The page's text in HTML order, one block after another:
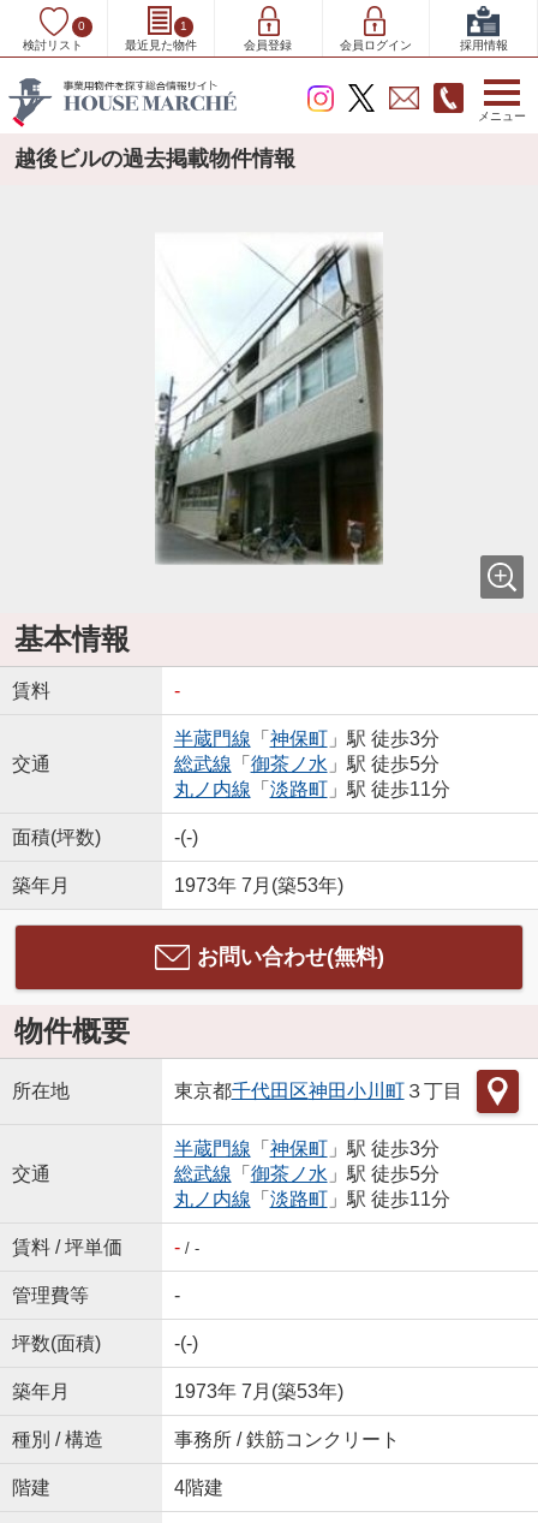
検討リスト
0
最近見た物件
1
会員登録
会員ログイン 採用情報
メニュー
越後ビルの過去掲載物件情報
基本情報
賃料 -
交通
半蔵門線 「 神保町」駅 徒歩3分
総武線 「 御茶ノ水 」駅 徒歩5分
丸ノ内線 「 淡路町」駅 徒歩11分
面積(坪数) -(-)
築年月 1973年 7月(築53年)
お問い合わせ(無料)
物件概要
所在地 東京都千代田区神田小川町３丁目
交通
半蔵門線 「 神保町」駅 徒歩3分
総武線 「 御茶ノ水 」駅 徒歩5分
丸ノ内線 「 淡路町」駅 徒歩11分
賃料 / 坪単価 -/ -
管理費等 -
坪数(面積) -(-)
築年月 1973年 7月(築53年)
種別 / 構造 事務所 / 鉄筋コンクリート
階建 4階建